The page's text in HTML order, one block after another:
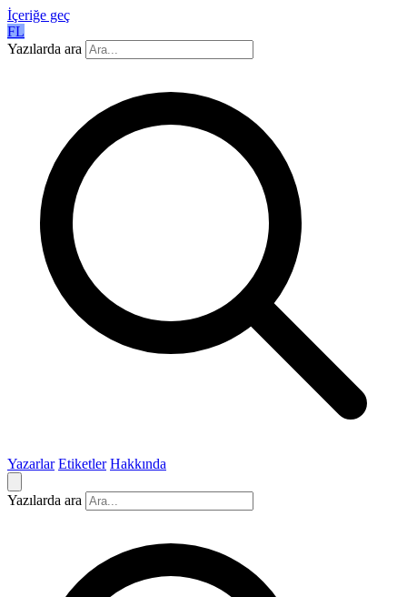
İçeriğe geç
FL
Yazılarda ara
Yazarlar Etiketler Hakkında
Yazılarda ara